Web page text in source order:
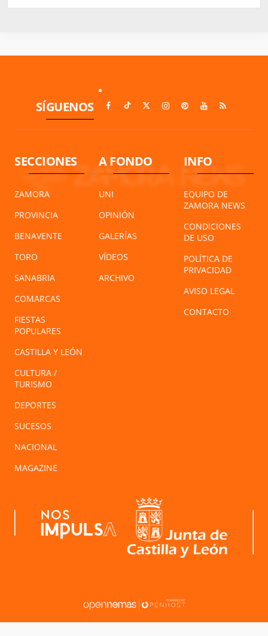
SÍGUENOS
SECCIONES
ZAMORA
PROVINCIA
BENAVENTE
TORO
SANABRIA
COMARCAS
FIESTAS
POPULARES
CASTILLA Y LEÓN
CULTURA /
TURISMO
DEPORTES
SUCESOS
NACIONAL
MAGAZINE
A FONDO
UNI
OPINIÓN
GALERÍAS
VÍDEOS
ARCHIVO
INFO
EQUIPO DE
ZAMORA NEWS
CONDICIONES
DE USO
POLÍTICA DE
PRIVACIDAD
AVISO LEGAL
CONTACTO